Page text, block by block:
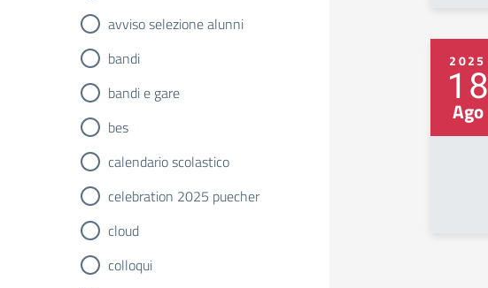
avviso selezione alunni
bandi
bandi e gare
bes
calendario scolastico
celebration 2025 puecher
cloud
colloqui
2025
18
Ago